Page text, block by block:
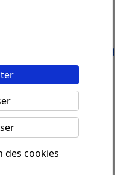
des cookies